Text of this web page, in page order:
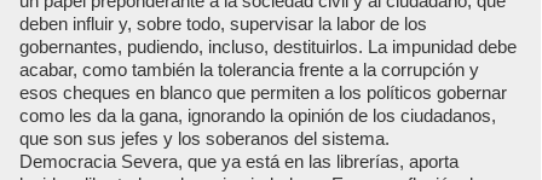
deben influir y, sobre todo, supervisar la labor de los
gobernantes, pudiendo, incluso, destituirlos. La impunidad debe
acabar, como también la tolerancia frente a la corrupción y
esos cheques en blanco que permiten a los políticos gobernar
como les da la gana, ignorando la opinión de los ciudadanos,
que son sus jefes y los soberanos del sistema.
Democracia Severa, que ya está en las librerías, aporta